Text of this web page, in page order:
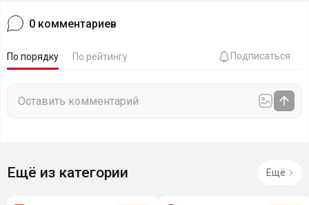
0 комментариев
По порядку По рейтингу Подписаться
Ещё из категории Ещё